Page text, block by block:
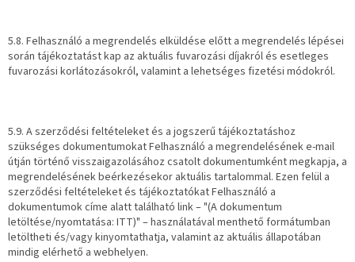
5.8. Felhasználó a megrendelés elküldése előtt a megrendelés lépései
során tájékoztatást kap az aktuális fuvarozási díjakról és esetleges
fuvarozási korlátozásokról, valamint a lehetséges fizetési módokról.
5.9. A szerződési feltételeket és a jogszerű tájékoztatáshoz
szükséges dokumentumokat Felhasználó a megrendelésének e-mail
útján történő visszaigazolásához csatolt dokumentumként megkapja, a
megrendelésének beérkezésekor aktuális tartalommal. Ezen felül a
szerződési feltételeket és tájékoztatókat Felhasználó a
dokumentumok címe alatt található link – "(A dokumentum
letöltése/nyomtatása: ITT)" – használatával menthető formátumban
letöltheti és/vagy kinyomtathatja, valamint az aktuális állapotában
mindig elérhető a webhelyen.